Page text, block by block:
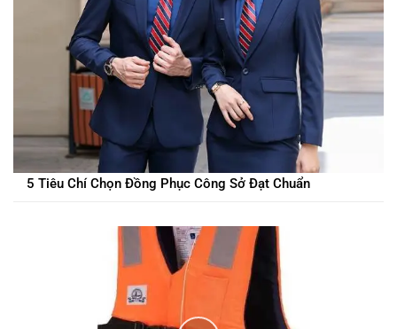
5 Tiêu Chí Chọn Đồng Phục Công Sở Đạt Chuẩn